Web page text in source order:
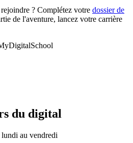
? Complétez votre dossier de
de l'aventure, lancez votre carrière
du digital
au vendredi